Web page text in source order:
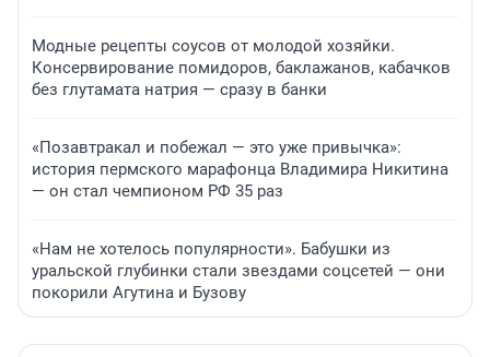
Модные рецепты соусов от молодой хозяйки.
Консервирование помидоров, баклажанов, кабачков
без глутамата натрия — сразу в банки
«Позавтракал и побежал — это уже привычка»:
история пермского марафонца Владимира Никитина
— он стал чемпионом РФ 35 раз
«Нам не хотелось популярности». Бабушки из
уральской глубинки стали звездами соцсетей — они
покорили Агутина и Бузову